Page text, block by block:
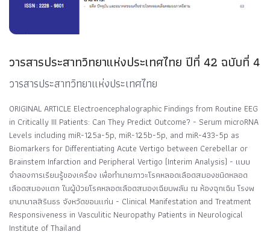
วารสารประสาทวิทยาแห่งประเทศไทย ปีที่ 42 ฉบับที่ 4
วารสารประสาทวิทยาแห่งประเทศไทย
ORIGINAL ARTICLE Electroencephalographic Findings from Routine EEG
in Critically III Patients: Can They Predict Outcome? - Serum microRNA
Levels including miR-125a-5p, miR-125b-5p, and miR-433-5p as
Biomarkers for Differentiating Acute Vertigo between Cerebellar or
Brainstem Infarction and Peripheral Vertigo (Interim Analysis) - แบบ
จำลองการเรียนรู้ของเครื่อง เพื่อทำนายภาวะโรคหลอดเลือดสมองชนิดหลอด
เลือดสมองแตก ในผู้ป่วยโรคหลอดเลือดสมองเฉียบพลัน ณ ห้องฉุกเฉิน โรงพ
ยาบาบาลสิรินธร จังหวัดขอนแก่น - Clinical Manifestation and Treatment
Responsiveness in Vasculitic Neuropathy Patients in Neurological
Institute of Thailand